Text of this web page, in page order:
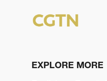
EXPLORE MORE